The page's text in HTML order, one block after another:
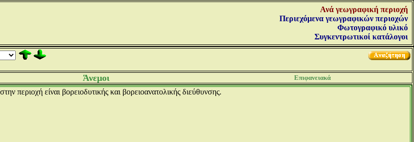
Ανά γεωγραφική περιοχή
Περιεχόμενα γεωγραφικών περιοχών
Φωτογραφικό υλικό
Συγκεντρωτικοί κατάλογοι
Άνεμοι Επιφανειακά
περιοχή είναι βορειοδυτικής και βορειοανατολικής διεύθυνσης.